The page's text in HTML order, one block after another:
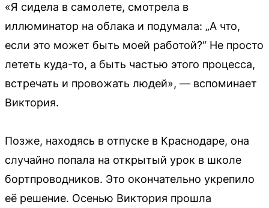
«Я сидела в самолете, смотрела в
иллюминатор на облака и подумала: „А что,
если это может быть моей работой?“ Не просто
лететь куда-то, а быть частью этого процесса,
встречать и провожать людей», — вспоминает
Виктория.
Позже, находясь в отпуске в Краснодаре, она
случайно попала на открытый урок в школе
бортпроводников. Это окончательно укрепило
её решение. Осенью Виктория прошла